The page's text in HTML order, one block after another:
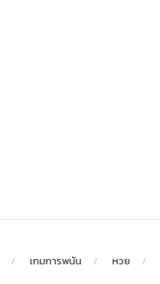
เกมการพนัน หวย